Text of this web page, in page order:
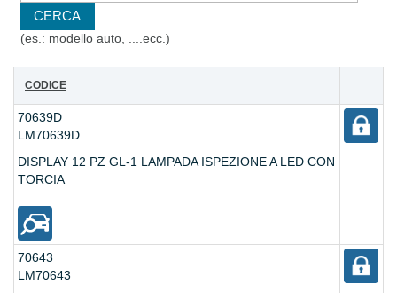
(es.: modello auto, ....ecc.)
CODICE
70639D
LM70639D
DISPLAY 12 PZ GL-1 LAMPADA ISPEZIONE A LED CON
TORCIA
70643
LM70643